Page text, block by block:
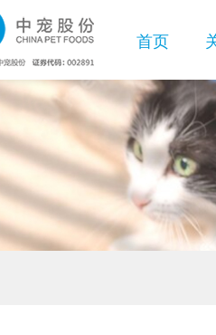
首页
企业介绍
WANPY顽
企业新闻
股票详情
员工风采
联系方式